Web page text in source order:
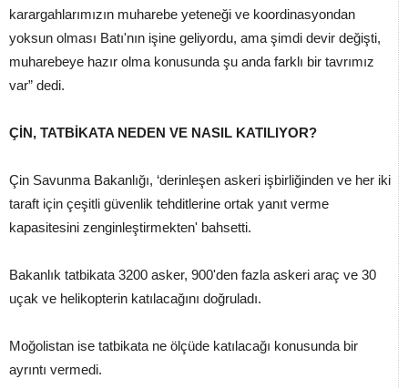
karargahlarımızın muharebe yeteneği ve koordinasyondan
yoksun olması Batı'nın işine geliyordu, ama şimdi devir değişti,
muharebeye hazır olma konusunda şu anda farklı bir tavrımız
var” dedi.
ÇİN, TATBİKATA NEDEN VE NASIL KATILIYOR?
Çin Savunma Bakanlığı, ‘derinleşen askeri işbirliğinden ve her iki
taraft için çeşitli güvenlik tehditlerine ortak yanıt verme
kapasitesini zenginleştirmekten' bahsetti.
Bakanlık tatbikata 3200 asker, 900'den fazla askeri araç ve 30
uçak ve helikopterin katılacağını doğruladı.
Moğolistan ise tatbikata ne ölçüde katılacağı konusunda bir
ayrıntı vermedi.